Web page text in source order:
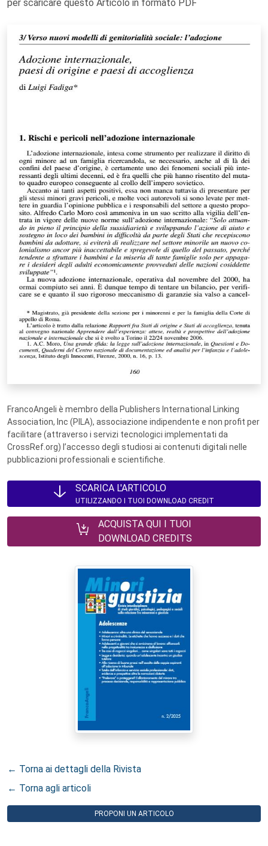
per scaricare questo Articolo in formato PDF
FrancoAngeli è membro della Publishers International Linking
Association, Inc (PILA), associazione indipendente e non profit per
facilitare (attraverso i servizi tecnologici implementati da
CrossRef.org) l’accesso degli studiosi ai contenuti digitali nelle
pubblicazioni professionali e scientifiche.
SCARICA L'ARTICOLO
UTILIZZANDO I TUOI DOWNLOAD CREDIT
ACQUISTA QUI I TUOI
DOWNLOAD CREDITS
← Torna ai dettagli della Rivista
← Torna agli articoli
PROPONI UN ARTICOLO